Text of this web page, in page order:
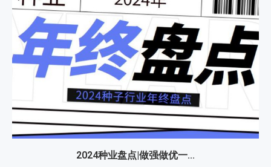
2024种业盘点|做强做优一...